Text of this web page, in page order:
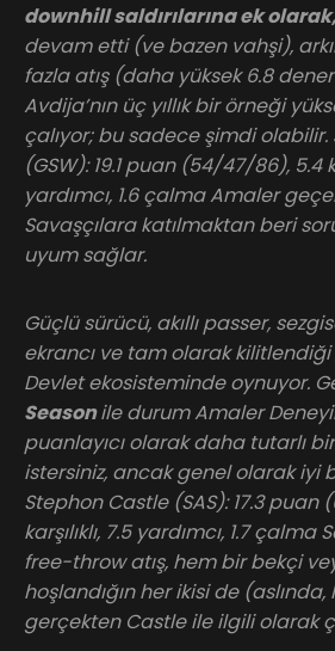
downhill saldırılarına ek
devam etti (ve bazen vahşi),
fazla atış (daha yüksek 6.8
Avdija’nın üç yıllık bir örneği
çalıyor; bu sadece şimdi
(GSW): 19.1 puan (54/47/86), 5.4
yardımcı, 1.6 çalma Amaler
Savaşçılara katılmaktan beri
uyum sağlar.
Güçlü sürücü, akıllı passer,
ekrancı ve tam olarak
Devlet ekosisteminde oynuyor.
Seasonile durum Amaler
puanlayıcı olarak daha tutarlı
istersiniz, ancak genel olarak iyi
Stephon Castle (SAS): 17.3 puan
karşılıklı, 7.5 yardımcı, 1.7
free-throw atış, hem bir bekçi
hoşlandığın her ikisi de
gerçekten Castle ile ilgili olarak